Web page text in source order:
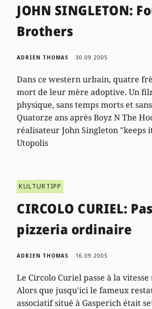
JOHN SINGLETON:
Brothers
ADRIEN THOMAS 30.09.2005
Dans ce western urbain, quatre
mort de leur mère adoptive. Un
physique, sans temps morts et
Quatorze ans après Boyz N The
réalisateur John Singleton "keeps
Utopolis
KULTURTIPP
CIRCOLO CURIEL:
pizzeria ordinaire
ADRIEN THOMAS 16.09.2005
Le Circolo Curiel passe à la
Alors que jusqu'ici le fameux
associatif situé à Gasperich était